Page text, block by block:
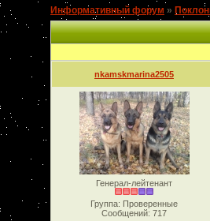
Информативный форум »
nkamskmarina2505
Генерал-лейтенант
Группа: Проверенные
Сообщений: 717